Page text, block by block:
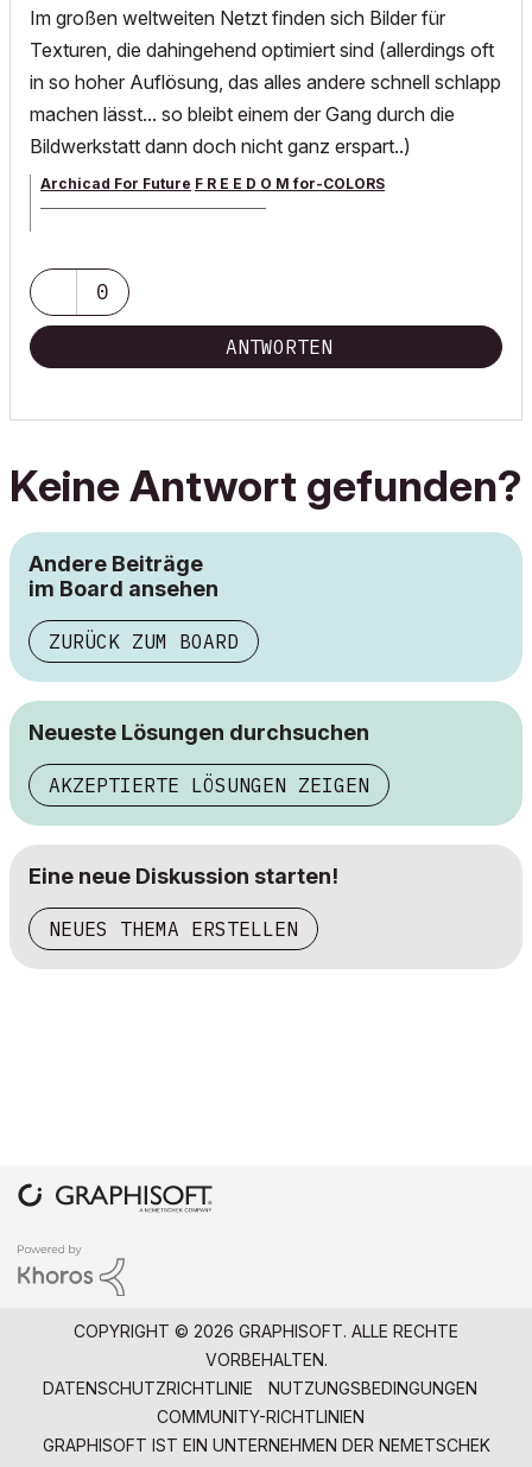
Im großen weltweiten Netzt finden sich Bilder für
Texturen, die dahingehend optimiert sind (allerdings oft
in so hoher Auflösung, das alles andere schnell schlapp
machen lässt... so bleibt einem der Gang durch die
Bildwerkstatt dann doch nicht ganz erspart..)
Archicad For Future F R E E D O M for-COLORS
0
ANTWORTEN
Keine Antwort gefunden?
Andere Beiträge
im Board ansehen
ZURÜCK ZUM BOARD
Neueste Lösungen durchsuchen
AKZEPTIERTE LÖSUNGEN ZEIGEN
Eine neue Diskussion starten!
NEUES THEMA ERSTELLEN
COPYRIGHT © 2026 GRAPHISOFT. ALLE RECHTE
VORBEHALTEN.
DATENSCHUTZRICHTLINIE
NUTZUNGSBEDINGUNGEN
COMMUNITY-RICHTLINIEN
GRAPHISOFT IST EIN UNTERNEHMEN DER NEMETSCHEK